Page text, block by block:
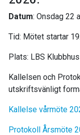
Datum: Onsdag 22
Tid: Mötet startar
Plats: LBS Klubbhus
Kallelsen och
utskriftsvänligt
Kallelse vårmöte
Protokoll Årsmöte